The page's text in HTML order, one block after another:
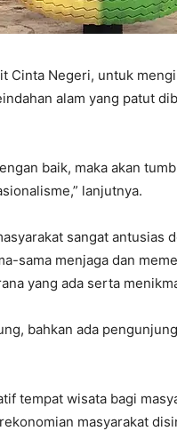
Cinta Negeri, untuk
alam yang patut
baik, maka akan
lanjutnya.
sangat antusias
sama menjaga dan
yang ada serta
bahkan ada
tempat wisata bagi
masyarakat